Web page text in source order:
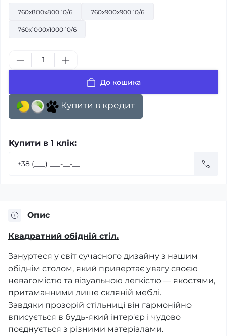
760х800х800 10/6 760х900х900 10/6
760х1000х1000 10/6
До кошика
Купити в кредит
Купити в 1 клік:
Опис
Квадратний обідній стіл.
Зануртеся у світ сучасного дизайну з нашим
обіднім столом, який привертає увагу своєю
невагомістю та візуальною легкістю — якостями,
притаманними лише скляній меблі.
Завдяки прозорій стільниці він гармонійно
вписується в будь-який інтер'єр і чудово
поєднується з різними матеріалами.